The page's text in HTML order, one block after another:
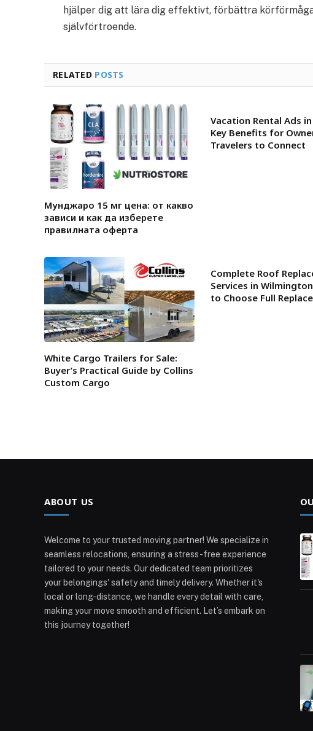
hjälper dig att lära dig effektivt, förbättra
självförtroende.
RELATED POSTS
Мунджаро 15 мг цена: от какво
зависи и как да изберете
правилната оферта
Vacation Rental Ads
Key Benefits for
Travelers to Connect
White Cargo Trailers for Sale:
Buyer’s Practical Guide by Collins
Custom Cargo
Complete Roof
Services in
to Choose Full
ABOUT US
Welcome to your trusted moving partner! We specialize in
seamless relocations, ensuring a stress-free experience
tailored to your needs. Our dedicated team prioritizes
your belongings' safety and timely delivery. Whether it's
local or long-distance, we handle every detail with care,
making your move smooth and efficient. Let’s embark on
this journey together!